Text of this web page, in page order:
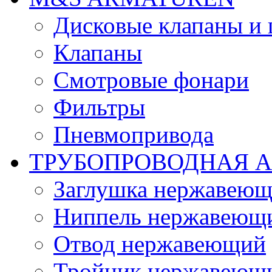
Дисковые клапаны
Клапаны
Смотровые фонари
Фильтры
Пневмопривода
ТРУБОПРОВОДНАЯ
Заглушка
Ниппель
Отвод нержавеющий